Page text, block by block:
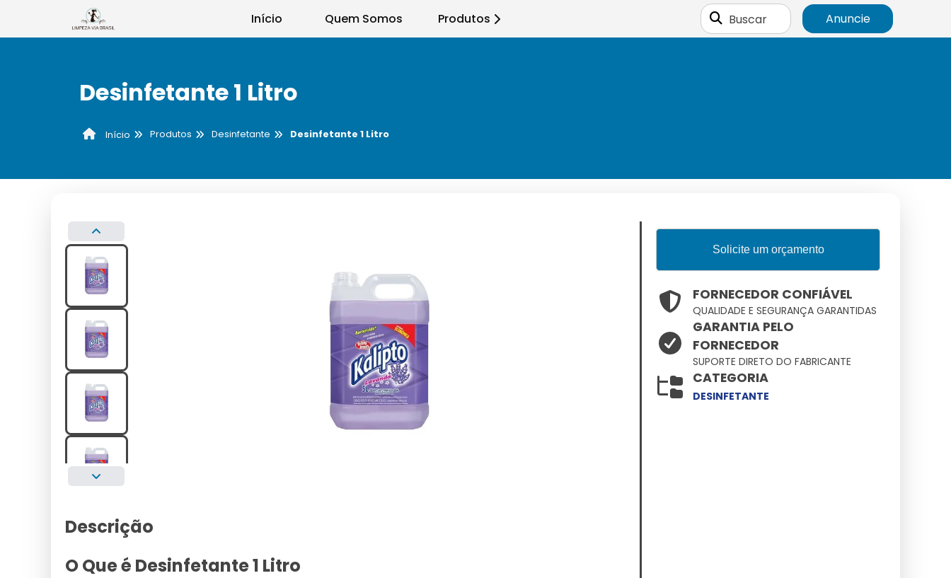
Início Quem Somos Produtos Buscar Anuncie
Desinfetante 1 Litro
Início Produtos Desinfetante Desinfetante 1 Litro
Descrição
O Que é Desinfetante 1 Litro
Solicite um orçamento
FORNECEDOR CONFIÁVEL
QUALIDADE E SEGURANÇA GARANTIDAS
GARANTIA PELO
FORNECEDOR
SUPORTE DIRETO DO FABRICANTE
CATEGORIA
DESINFETANTE